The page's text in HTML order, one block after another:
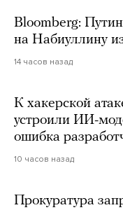
Bloomberg:
на Набиуллину
14 часов назад
К хакерской
устроили ИИ-
ошибка
10 часов назад
Прокуратура